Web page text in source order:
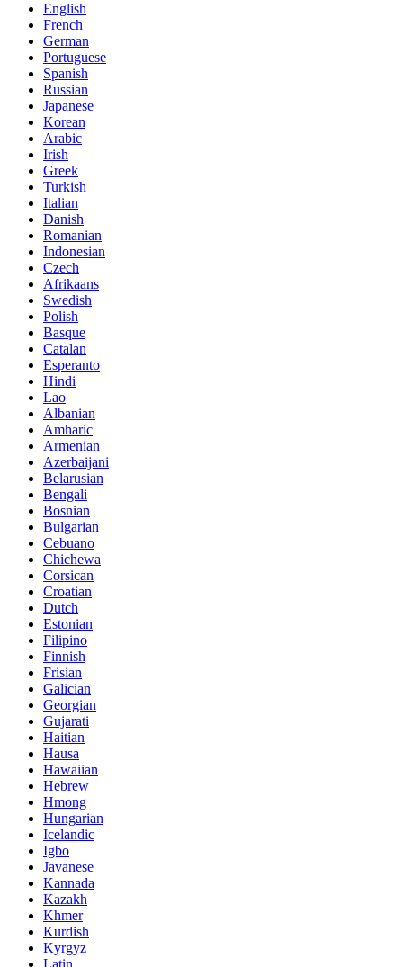
English
French
German
Portuguese
Spanish
Russian
Japanese
Korean
Arabic
Irish
Greek
Turkish
Italian
Danish
Romanian
Indonesian
Czech
Afrikaans
Swedish
Polish
Basque
Catalan
Esperanto
Hindi
Lao
Albanian
Amharic
Armenian
Azerbaijani
Belarusian
Bengali
Bosnian
Bulgarian
Cebuano
Chichewa
Corsican
Croatian
Dutch
Estonian
Filipino
Finnish
Frisian
Galician
Georgian
Gujarati
Haitian
Hausa
Hawaiian
Hebrew
Hmong
Hungarian
Icelandic
Igbo
Javanese
Kannada
Kazakh
Khmer
Kurdish
Kyrgyz